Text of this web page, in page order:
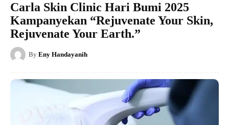
Carla Skin Clinic Hari Bumi 2025
Kampanyekan “Rejuvenate Your Skin,
Rejuvenate Your Earth.”
By Eny Handayanih